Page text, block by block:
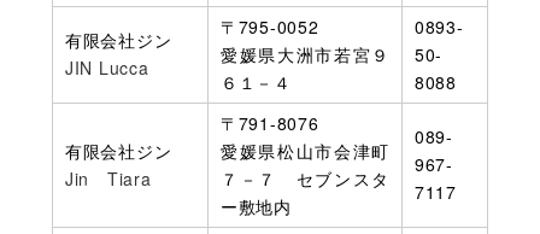
有限会社ジン
JIN Lucca
〒795-0052
愛媛県大洲市若宮９
６１－４
0893-
50-
8088
有限会社ジン
Jin Tiara
〒791-8076
愛媛県松山市会津町
７－７ セブンスタ
ー敷地内
089-
967-
7117